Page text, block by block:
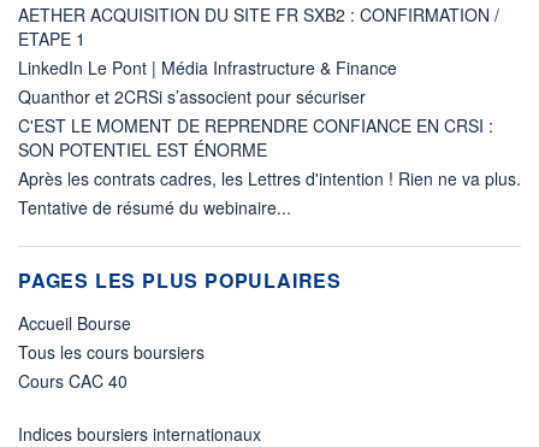
AETHER ACQUISITION DU SITE FR SXB2 : CONFIRMATION /
ETAPE 1
LinkedIn Le Pont | Média Infrastructure & Finance
Quanthor et 2CRSi s’associent pour sécuriser
C'EST LE MOMENT DE REPRENDRE CONFIANCE EN CRSI :
SON POTENTIEL EST ÉNORME
Après les contrats cadres, les Lettres d'intention ! Rien ne va plus.
Tentative de résumé du webinaire...
PAGES LES PLUS POPULAIRES
Accueil Bourse
Tous les cours boursiers
Cours CAC 40
Indices boursiers internationaux